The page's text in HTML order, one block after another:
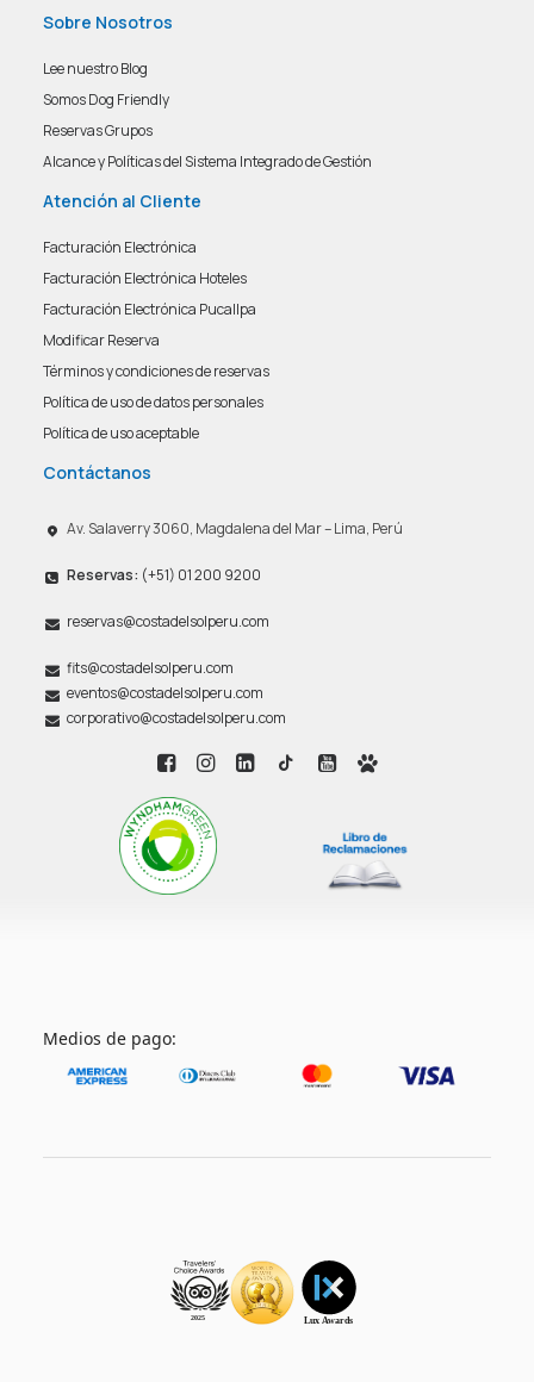
Sobre Nosotros
Lee nuestro Blog
Somos Dog Friendly
Reservas Grupos
Alcance y Políticas del Sistema Integrado de Gestión
Atención al Cliente
Facturación Electrónica
Facturación Electrónica Hoteles
Facturación Electrónica Pucallpa
Modificar Reserva
Términos y condiciones de reservas
Política de uso de datos personales
Política de uso aceptable
Contáctanos
Av. Salaverry 3060, Magdalena del Mar – Lima, Perú
Reservas: (+51) 01 200 9200
reservas@costadelsolperu.com
fits@costadelsolperu.com
eventos@costadelsolperu.com
corporativo@costadelsolperu.com
Medios de pago: